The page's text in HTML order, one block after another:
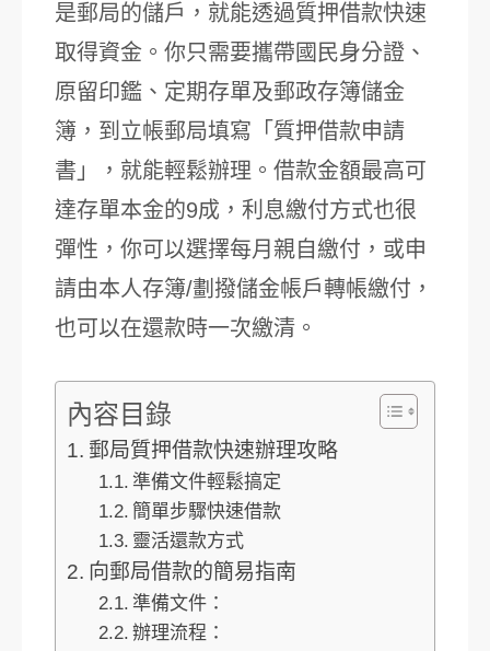
是郵局的儲戶，就能透過質押借款快速
取得資金。你只需要攜帶國民身分證、
原留印鑑、定期存單及郵政存簿儲金
簿，到立帳郵局填寫「質押借款申請
書」，就能輕鬆辦理。借款金額最高可
達存單本金的9成，利息繳付方式也很
彈性，你可以選擇每月親自繳付，或申
請由本人存簿/劃撥儲金帳戶轉帳繳付，
也可以在還款時一次繳清。
內容目錄
郵局質押借款快速辦理攻略
準備文件輕鬆搞定
簡單步驟快速借款
靈活還款方式
向郵局借款的簡易指南
準備文件：
辦理流程：